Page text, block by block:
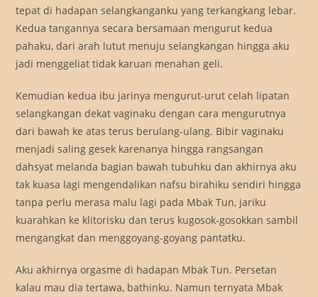
tepat di hadapan selangkanganku yang terkangkang lebar.
Kedua tangannya secara bersamaan mengurut kedua
pahaku, dari arah lutut menuju selangkangan hingga aku
jadi menggeliat tidak karuan menahan geli.
Kemudian kedua ibu jarinya mengurut-urut celah lipatan
selangkangan dekat vaginaku dengan cara mengurutnya
dari bawah ke atas terus berulang-ulang. Bibir vaginaku
menjadi saling gesek karenanya hingga rangsangan
dahsyat melanda bagian bawah tubuhku dan akhirnya aku
tak kuasa lagi mengendalikan nafsu birahiku sendiri hingga
tanpa perlu merasa malu lagi pada Mbak Tun, jariku
kuarahkan ke klitorisku dan terus kugosok-gosokkan sambil
mengangkat dan menggoyang-goyang pantatku.
Aku akhirnya orgasme di hadapan Mbak Tun. Persetan
kalau mau dia tertawa, bathinku. Namun ternyata Mbak